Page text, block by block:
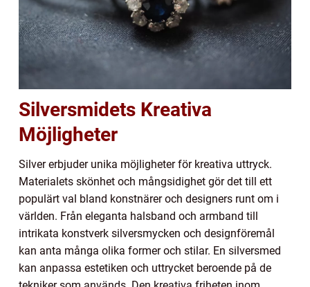
Silversmidets Kreativa
Möjligheter
Silver erbjuder unika möjligheter för kreativa uttryck.
Materialets skönhet och mångsidighet gör det till ett
populärt val bland konstnärer och designers runt om i
världen. Från eleganta halsband och armband till
intrikata konstverk silversmycken och designföremål
kan anta många olika former och stilar. En silversmed
kan anpassa estetiken och uttrycket beroende på de